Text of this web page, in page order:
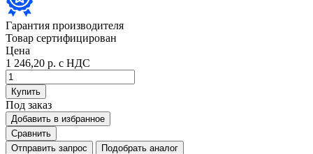
Гарантия производителя
Товар сертифицирован
Цена
1 246,20 р. с НДС
Купить
Под заказ
Добавить в избранное
Сравнить
Отправить запрос
Подобрать аналог